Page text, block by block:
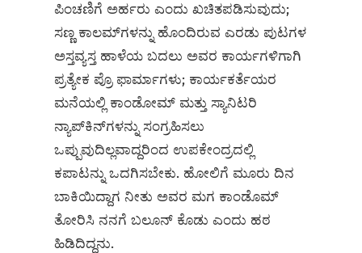
ಪಿಂಚಣಿಗೆ ಅರ್ಹರು ಎಂದು ಖಚಿತಪಡಿಸುವುದು;
ಸಣ್ಣ ಕಾಲಮ್‌ಗಳನ್ನು ಹೊಂದಿರುವ ಎರಡು ಪುಟಗಳ
ಅಸ್ತವ್ಯಸ್ತ ಹಾಳೆಯ ಬದಲು ಅವರ ಕಾರ್ಯಗಳಿಗಾಗಿ
ಪ್ರತ್ಯೇಕ ಪ್ರೊ ಫಾರ್ಮಾಗಳು; ಕಾರ್ಯಕರ್ತೆಯರ
ಮನೆಯಲ್ಲಿ ಕಾಂಡೋಮ್ ಮತ್ತು ಸ್ಯಾನಿಟರಿ
ನ್ಯಾಪ್‌ಕಿನ್‌ಗಳನ್ನು ಸಂಗ್ರಹಿಸಲು
ಒಪ್ಪುವುದಿಲ್ಲವಾದ್ದರಿಂದ ಉಪಕೇಂದ್ರದಲ್ಲಿ
ಕಪಾಟನ್ನು ಒದಗಿಸಬೇಕು. ಹೋಲಿಗೆ ಮೂರು ದಿನ
ಬಾಕಿಯಿದ್ದಾಗ ನೀತು ಅವರ ಮಗ ಕಾಂಡೊಮ್‌
ತೋರಿಸಿ ನನಗೆ ಬಲೂನ್‌ ಕೊಡು ಎಂದು ಹಠ
ಹಿಡಿದಿದ್ದನು.